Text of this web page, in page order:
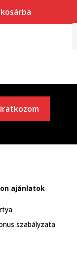
kosárba
ajánlatok
szabályzata